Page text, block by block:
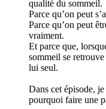
qualité du sommeil.
Parce qu’on peut
Parce qu’on peut
vraiment.
Et parce que,
sommeil se
lui seul.
Dans cet épisode,
pourquoi faire une